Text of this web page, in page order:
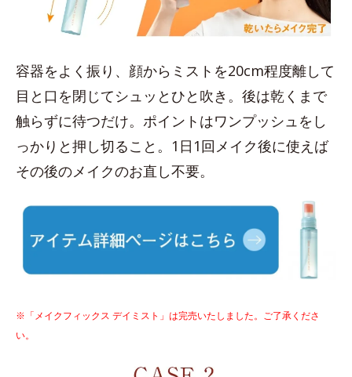
容器をよく振り、顔からミストを20cm程度離して
目と口を閉じてシュッとひと吹き。後は乾くまで
触らずに待つだけ。ポイントはワンプッシュをし
っかりと押し切ること。1日1回メイク後に使えば
その後のメイクのお直し不要。
※「メイクフィックス デイミスト」は完売いたしました。ご了承くださ
い。